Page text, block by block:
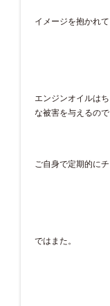
イメージを抱かれ
エンジンオイルは
な被害を与えるので
ご自身で定期的に
ではまた。